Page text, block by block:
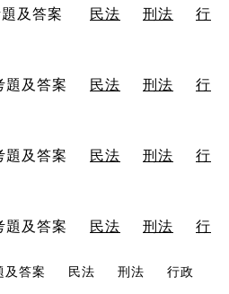
題及答案 民法 刑法
行
題及答案 民法 刑法
行
題及答案 民法 刑法
行
題及答案 民法 刑法
行
及答案 民法 刑法
行政